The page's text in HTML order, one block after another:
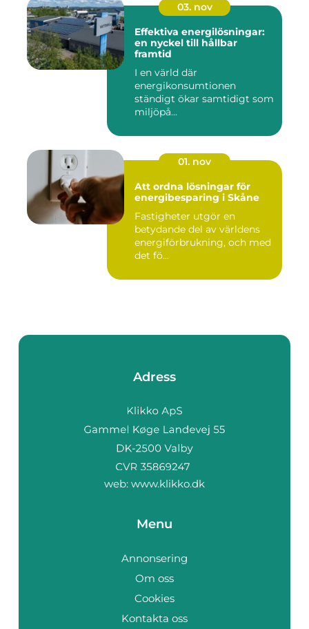
03. nov
Effektiva energilösningar:
en nyckel till hållbar
framtid
I en värld där
energikonsumtionen
ständigt ökar samtidigt som
miljöpå...
01. nov
Att ordna lösningar för
energibesparing i Skåne
Fastigheter utgör en
betydande del av världens
energiförbrukning, och med
det fö...
Adress
web: www.klikko.dk
Menu
Annonsering
Om oss
Cookies
Kontakta oss